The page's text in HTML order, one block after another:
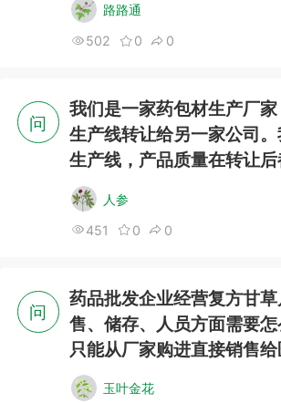
路路通
502 0 0
问
我们是一家药包材生产厂
生产线转让给另一家公司
生产线，产品质量在转让
化。我们已经在CDE上登记
材登记号，如果因为转让要
人参
451 0 0
问
药品批发企业经营复方甘
售、储存、人员方面需要
只能从厂家购进直接销售给
玉叶金花